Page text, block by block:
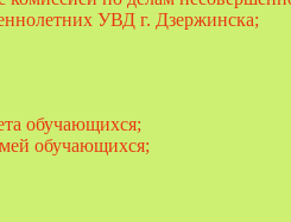
УВД г. Дзержинска;
обучающихся;
обучающихся;